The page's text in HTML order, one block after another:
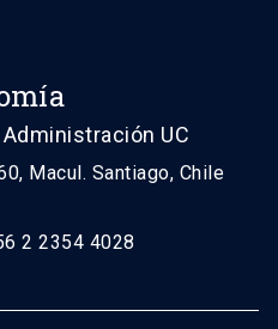
UC
Macul. Santiago, Chile
2 2354 4028